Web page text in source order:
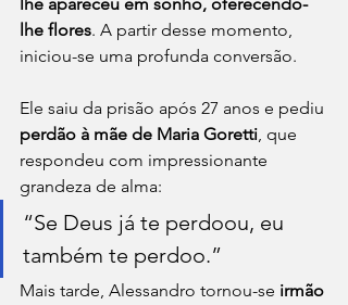
lhe flores. A partir desse momento,
iniciou-se uma profunda conversão.
Ele saiu da prisão após 27 anos e pediu
perdão à mãe de Maria Goretti, que
respondeu com impressionante
grandeza de alma:
“Se Deus já te perdoou, eu
também te perdoo.”
Mais tarde, Alessandro tornou-se irmão